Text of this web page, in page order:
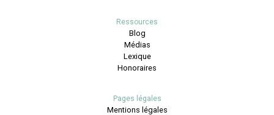
Ressources
Blog
Médias
Lexique
Honoraires
Pages légales
Mentions légales